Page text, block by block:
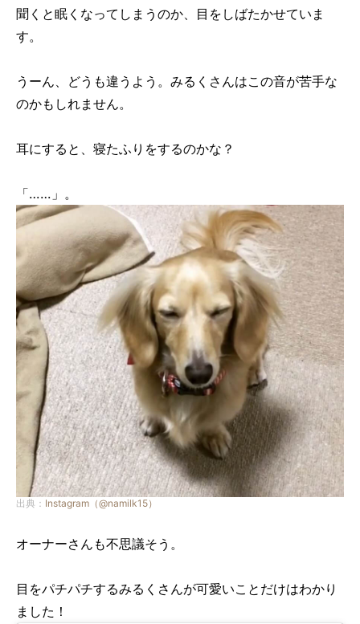
聞くと眠くなってしまうのか、目をしばたかせていま
す。
うーん、どうも違うよう。みるくさんはこの音が苦手な
のかもしれません。
耳にすると、寝たふりをするのかな？
「……」。
出典： Instagram（@namilk15）
オーナーさんも不思議そう。
目をパチパチするみるくさんが可愛いことだけはわかり
ました！